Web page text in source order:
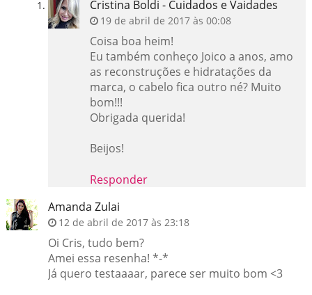
Cristina Boldi - Cuidados e Vaidades
19 de abril de 2017 às 00:08
Coisa boa heim!
Eu também conheço Joico a anos, amo
as reconstruções e hidratações da
marca, o cabelo fica outro né? Muito
bom!!!
Obrigada querida!
Beijos!
Responder
Amanda Zulai
12 de abril de 2017 às 23:18
Oi Cris, tudo bem?
Amei essa resenha! *-*
Já quero testaaaar, parece ser muito bom <3